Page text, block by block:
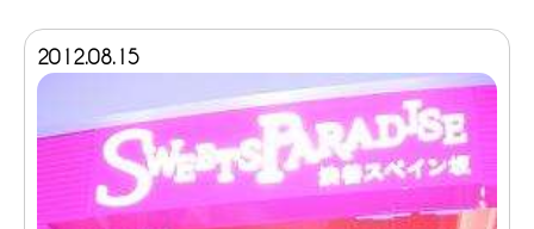
2012.08.15